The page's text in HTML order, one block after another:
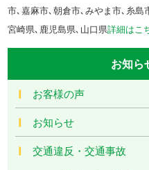
市､嘉麻市､朝倉市､みやま市､糸島
宮崎県､鹿児島県､山口県詳細はこ
お知ら
お客様の声
お知らせ
交通違反・交通事故